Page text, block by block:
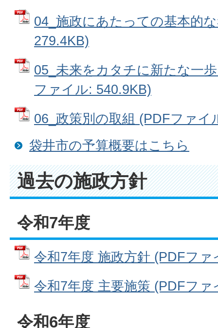
04_施政にあたっての基本的
279.4KB)
05_未来をカタチに新たな一
ファイル: 540.9KB)
06_政策別の取組 (PDFファイ
袋井市の予算概要はこちら
過去の施政方針
令和7年度
令和7年度 施政方針 (PDFファ
令和7年度 主要施策 (PDFファ
令和6年度